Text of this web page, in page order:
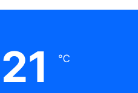
21 ℃